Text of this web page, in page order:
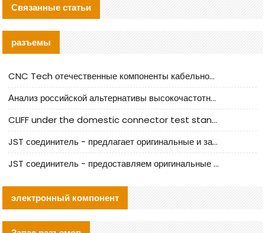
Связанные статьи
разъемы
CNC Tech отечественные компоненты кабельной арматуры оценка и руководство по производственному внедрению
Анализ российской альтернативы высокочастотных кабельных колодцев I-PEX
CLIFF under the domestic connector test standard update
JST соединитель - предлагает оригинальные и заменяющие JST NSHR-02V-S соединители
JST соединитель - предоставляем оригинальные JST GHR-09V-S соединители и их аналоги
электронный компонент